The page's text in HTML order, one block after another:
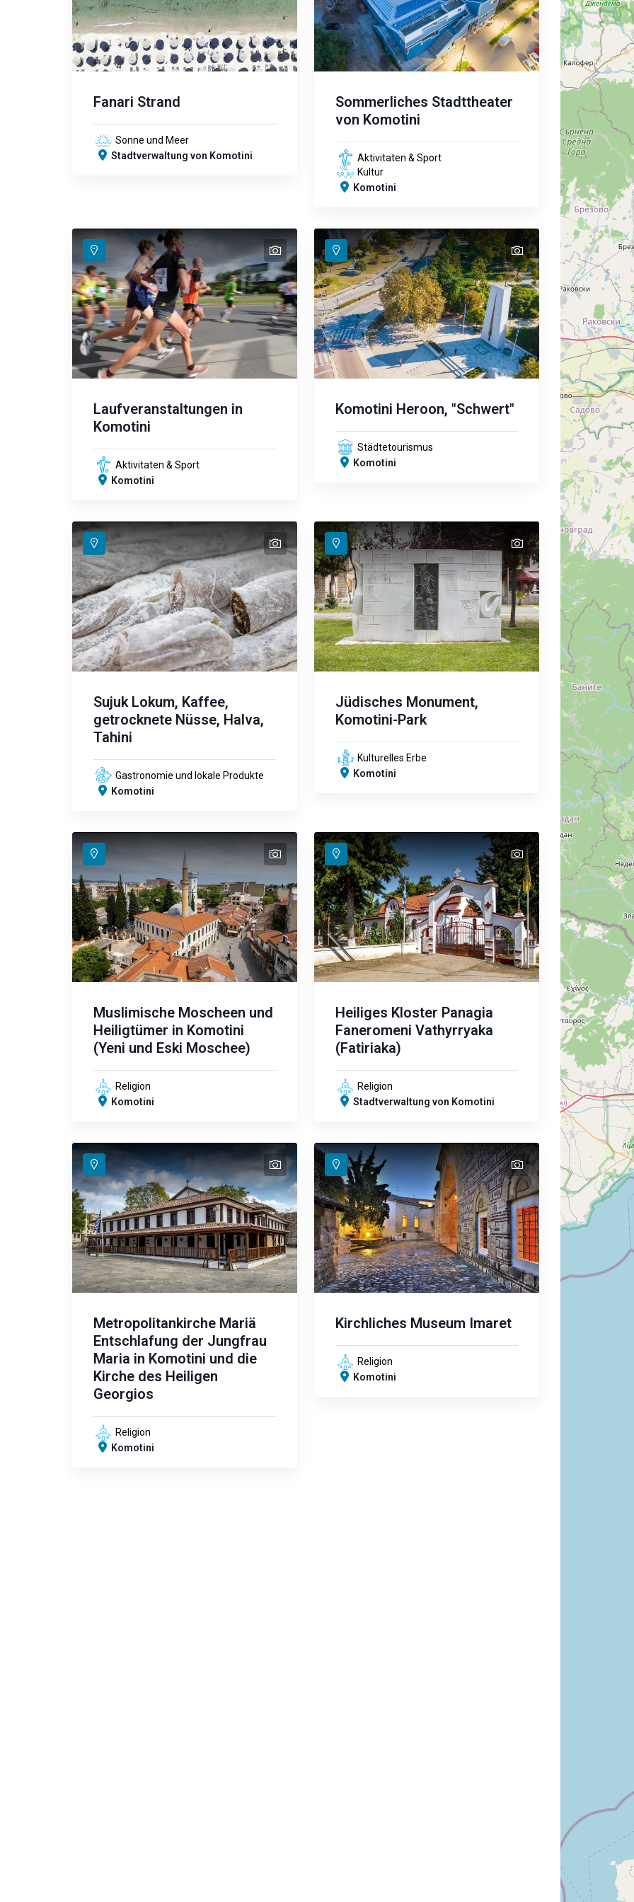
Fanari Strand
Sonne und Meer
Stadtverwaltung von Komotini
Sommerliches Stadttheater
von Komotini
Aktivitaten & Sport
Kultur
Komotini
text
Laufveranstaltungen in
Komotini
Aktivitaten & Sport
Komotini
text
Komotini Heroon, "Schwert"
Städtetourismus
Komotini
text
Sujuk Lokum, Kaffee,
getrocknete Nüsse, Halva,
Tahini
Gastronomie und lokale Produkte
Komotini
text
text
Jüdisches Monument,
Komotini-Park
Kulturelles Erbe
Komotini
text
Muslimische Moscheen und
Heiligtümer in Komotini
(Yeni und Eski Moschee)
Religion
Komotini
text
text
Heiliges Kloster Panagia
Faneromeni Vathyrryaka
(Fatiriaka)
Religion
Stadtverwaltung von Komotini
text
text
Metropolitankirche Mariä
Entschlafung der Jungfrau
Maria in Komotini und die
Kirche des Heiligen
Georgios
Religion
Komotini
text
text
Kirchliches Museum Imaret
Religion
Komotini